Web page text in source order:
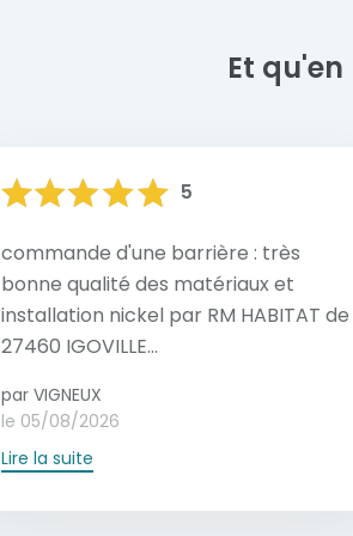
Et
5
commande d'une barrière : très
bonne qualité des matériaux et
installation nickel par RM HABITAT de
27460 IGOVILLE...
par VIGNEUX
le 05/08/2026
Lire la suite